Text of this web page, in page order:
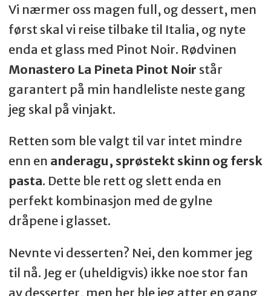
Vi nærmer oss magen full, og dessert, men
først skal vi reise tilbake til Italia, og nyte
enda et glass med Pinot Noir. Rødvinen
Monastero La Pineta Pinot Noir står
garantert på min handleliste neste gang
jeg skal på vinjakt.
Retten som ble valgt til var intet mindre
enn en anderagu, sprøstekt skinn og fersk
pasta. Dette ble rett og slett enda en
perfekt kombinasjon med de gylne
dråpene i glasset.
Nevnte vi desserten? Nei, den kommer jeg
til nå. Jeg er (uheldigvis) ikke noe stor fan
av desserter, men her ble jeg atter en gang